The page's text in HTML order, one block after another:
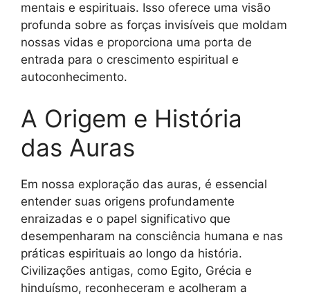
mentais e espirituais. Isso oferece uma visão
profunda sobre as forças invisíveis que moldam
nossas vidas e proporciona uma porta de
entrada para o crescimento espiritual e
autoconhecimento.
A Origem e História
das Auras
Em nossa exploração das auras, é essencial
entender suas origens profundamente
enraizadas e o papel significativo que
desempenharam na consciência humana e nas
práticas espirituais ao longo da história.
Civilizações antigas, como Egito, Grécia e
hinduísmo, reconheceram e acolheram a